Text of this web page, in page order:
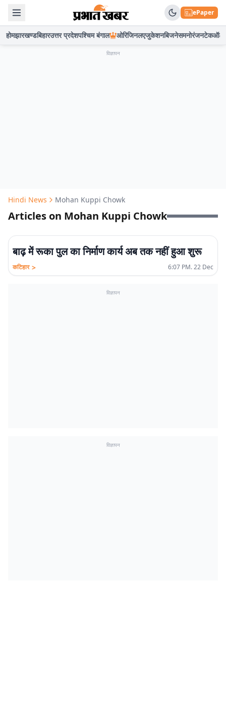
ePaper
होमझारखण्डबिहारउत्तर प्रदेशपश्चिम बंगाल ओरिजिनलएजुकेशनबिजनेसमनोरंजनटेकऑटो
विज्ञापन
Hindi News Mohan Kuppi Chowk
Articles on Mohan Kuppi Chowk
बाढ़ में रूका पुल का निर्माण कार्य अब तक नहीं हुआ शुरू
कटिहार > 6:07 PM. 22 Dec
विज्ञापन
विज्ञापन